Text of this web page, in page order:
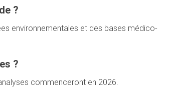
?
environnementales et des bases médico-
?
commenceront en 2026.